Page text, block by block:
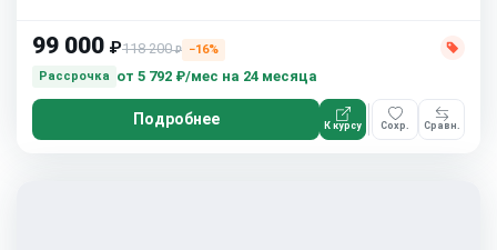
15 часов в неделю
Бесплатный пробный урок
99 000 ₽118 200₽
−16%
Рассрочка
от 5 792 ₽/мес на 24 месяца
Подробнее К курсу Сохр. Сравн.